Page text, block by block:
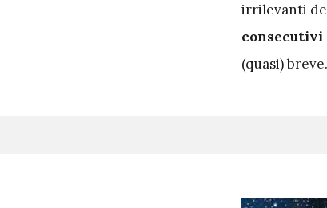
irrilevanti
consecutivi
(quasi) breve.